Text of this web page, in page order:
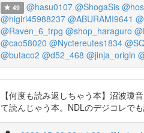
49 @hasu0107 @ShogaSis
@higiri45988237 @ABURAMI9641
@Raven_6_trpg @shop_haraguro
@cao58020 @Nyctereutes1834
@butaco2 @d52_468 @jinja_origin
【何度も読み返しちゃう本】沼波
て読んじゃう本。NDLのデジコレで